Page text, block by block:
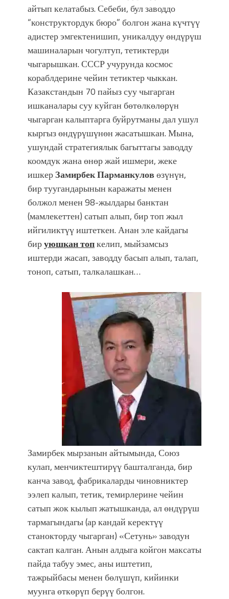
собрал более 20 тысяч гостей
айтып келатабыз. Себеби, бул заводдо
“конструктордук бюро” болгон жана күчтүү
адистер эмгектенишип, уникалдуу өндүрүш
машиналарын чогултуп, тетиктерди
чыгарышкан. СССР учурунда космос
кораблдерине чейин тетиктер чыккан.
Казакстандын 70 пайыз суу чыгарган
ишканалары суу куйган бөтөлкөлөрүн
чыгарган калыптарга буйрутманы дал ушул
кыргыз өндүрүшүнөн жасатышкан. Мына,
ушундай стратегиялык багыттагы заводду
коомдук жана өнөр жай ишмери, жеке
ишкерЗамирбек Парманкуловөзүнүн,
бир туугандарынын каражаты менен
болжол менен 98-жылдары банктан
(мамлекеттен) сатып алып, бир топ жыл
ийгиликтүү иштеткен. Анан эле кайдагы
бируюшкан топкелип, мыйзамсыз
иштерди жасап, заводду басып алып, талап,
тоноп, сатып, талкалашкан…
Замирбек мырзанын айтымында, Союз
кулап, менчиктештирүү башталганда, бир
канча завод, фабрикаларды чиновниктер
ээлеп калып, тетик, темирлерине чейин
сатып жок кылып жатышканда, ал өндүрүш
тармагындагы (ар кандай керектүү
станокторду чыгарган) «Сетунь» заводун
сактап калган. Анын алдыга койгон максаты
пайда табуу эмес, аны иштетип,
тажрыйбасы менен бөлүшүп, кийинки
муунга өткөрүп берүү болгон.